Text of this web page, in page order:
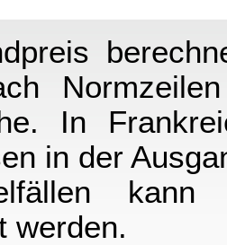
In
in der
kann
werden.